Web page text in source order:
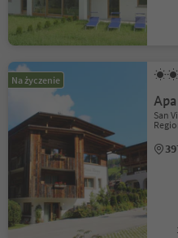
Na życzenie
San